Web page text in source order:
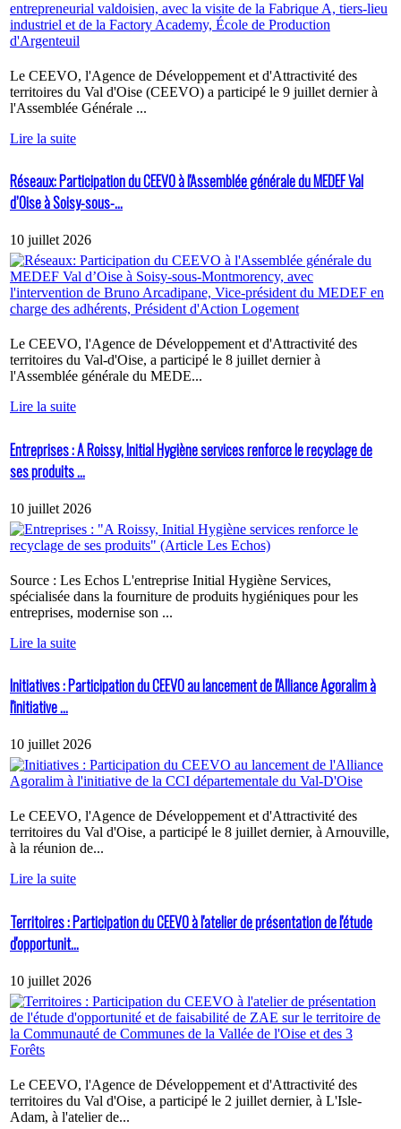
Le CEEVO, l'Agence de Développement et d'Attractivité des
territoires du Val d'Oise (CEEVO) a participé le 9 juillet dernier à
l'Assemblée Générale ...
Lire la suite
Réseaux: Participation du CEEVO à l'Assemblée générale du MEDEF Val
d’Oise à Soisy-sous-...
10 juillet 2026
Le CEEVO, l'Agence de Développement et d'Attractivité des
territoires du Val-d'Oise, a participé le 8 juillet dernier à
l'Assemblée générale du MEDE...
Lire la suite
Entreprises : A Roissy, Initial Hygiène services renforce le recyclage de
ses produits ...
10 juillet 2026
Source : Les Echos L'entreprise Initial Hygiène Services,
spécialisée dans la fourniture de produits hygiéniques pour les
entreprises, modernise son ...
Lire la suite
Initiatives : Participation du CEEVO au lancement de l'Alliance Agoralim à
l'initiative ...
10 juillet 2026
Le CEEVO, l'Agence de Développement et d'Attractivité des
territoires du Val d'Oise, a participé le 8 juillet dernier, à Arnouville,
à la réunion de...
Lire la suite
Territoires : Participation du CEEVO à l'atelier de présentation de l'étude
d'opportunit...
10 juillet 2026
Le CEEVO, l'Agence de Développement et d'Attractivité des
territoires du Val d'Oise, a participé le 2 juillet dernier, à L'Isle-
Adam, à l'atelier de...